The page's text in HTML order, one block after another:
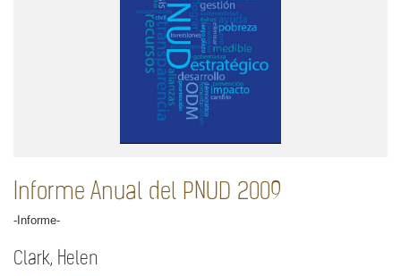
Informe Anual del PNUD 2009
-Informe-
Clark, Helen